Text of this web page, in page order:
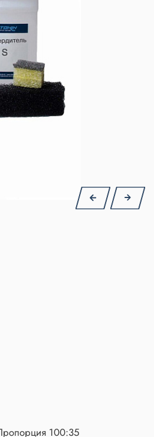
100:35